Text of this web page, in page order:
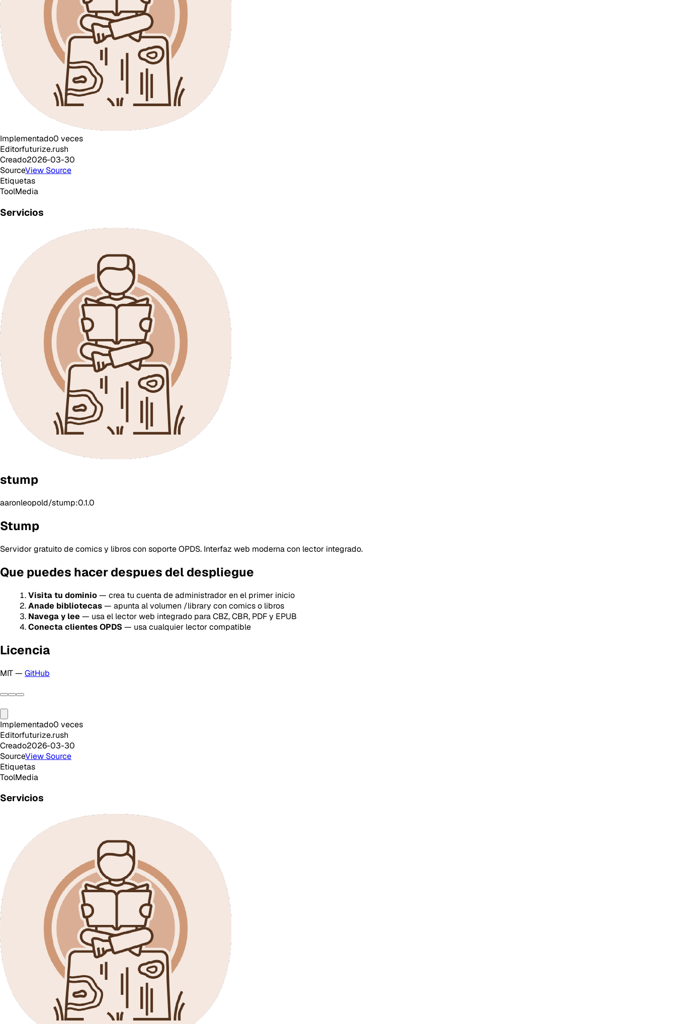
Implementado0 veces
Editorfuturize.rush
Creado2026-03-30
SourceView Source
Etiquetas
ToolMedia
Servicios
stump
aaronleopold/stump:0.1.0
Stump
Servidor gratuito de comics y libros con soporte OPDS. Interfaz web moderna con lector integrado.
Que puedes hacer despues del despliegue
Visita tu dominio— crea tu cuenta de administrador en el primer inicio
Anade bibliotecas— apunta al volumen /library con comics o libros
Navega y lee — usa el lector web integrado para CBZ, CBR, PDF y EPUB
Conecta clientes OPDS — usa cualquier lector compatible
Licencia
MIT — GitHub
Implementado0 veces
Editorfuturize.rush
Creado2026-03-30
SourceView Source
Etiquetas
ToolMedia
Servicios